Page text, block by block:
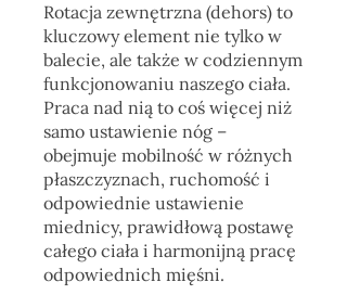
Rotacja zewnętrzna (dehors) to
kluczowy element nie tylko w
balecie, ale także w codziennym
funkcjonowaniu naszego ciała.
Praca nad nią to coś więcej niż
samo ustawienie nóg –
obejmuje mobilność w różnych
płaszczyznach, ruchomość i
odpowiednie ustawienie
miednicy, prawidłową postawę
całego ciała i harmonijną pracę
odpowiednich mięśni.